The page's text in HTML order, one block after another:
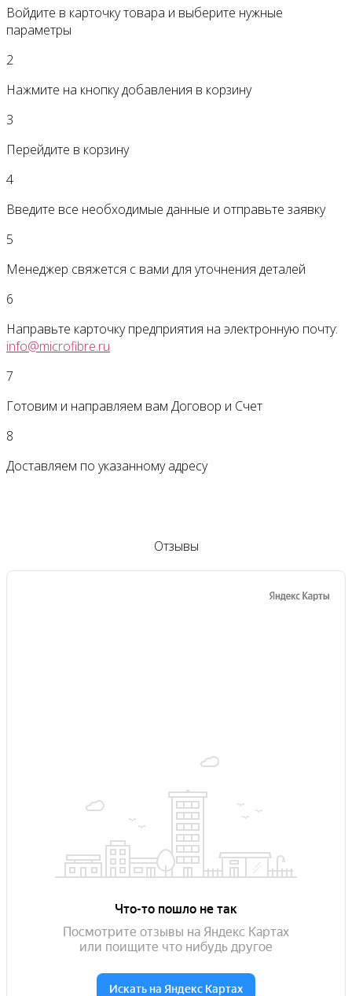
Войдите в карточку товара и выберите нужные
параметры
2
Нажмите на кнопку добавления в корзину
3
Перейдите в корзину
4
Введите все необходимые данные и отправьте заявку
5
Менеджер свяжется с вами для уточнения деталей
6
Направьте карточку предприятия на электронную почту:
info@microfibre.ru
7
Готовим и направляем вам Договор и Счет
8
Доставляем по указанному адресу
Отзывы